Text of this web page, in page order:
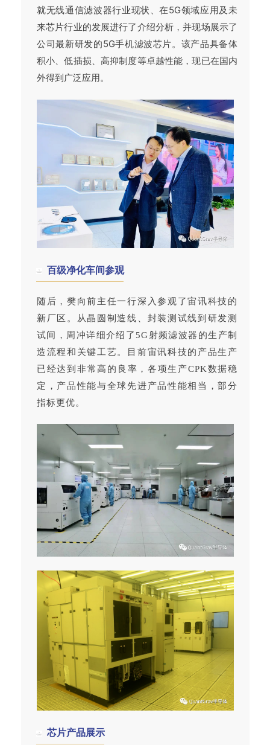
就无线通信滤波器行业现状、在5G领域应用及未
来芯片行业的发展进行了介绍分析，并现场展示了
公司最新研发的5G手机滤波芯片。该产品具备体
积小、低插损、高抑制度等卓越性能，现已在国内
外得到广泛应用。
百级净化车间参观
随后，樊向前主任一行深入参观了宙讯科技的
新厂区。从晶圆制造线、封装测试线到研发测
试间，周冲详细介绍了5G射频滤波器的生产制
造流程和关键工艺。目前宙讯科技的产品生产
已经达到非常高的良率，各项生产CPK数据稳
定，产品性能与全球先进产品性能相当，部分
指标更优。
芯片产品展示